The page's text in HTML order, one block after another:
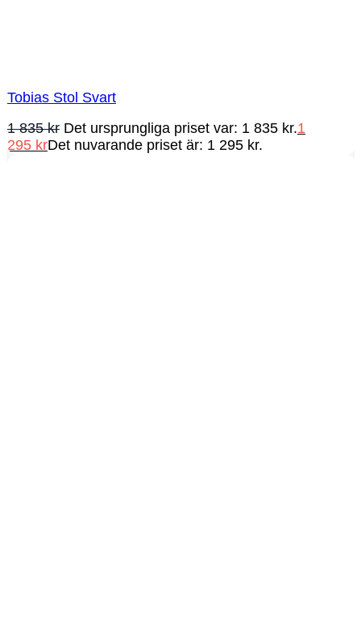
Tobias Stol Svart
1 835kr Det ursprungliga priset var: 1 835 kr.1
295 krDet nuvarande priset är: 1 295 kr.